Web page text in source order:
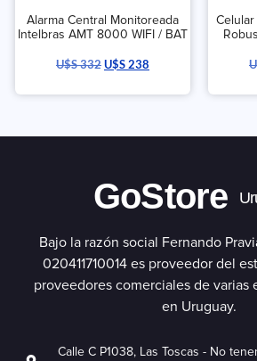
Alarma Central Monitoreada
Intelbras AMT 8000 WIFI / BAT
U$S332U$S238
GoStore
Bajo la razón social Fernando
020411710014 es proveedor del
proveedores comerciales de varias
en Uruguay.
Calle C P1038, Las Toscas - No